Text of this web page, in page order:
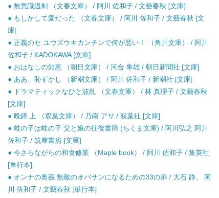
● 無意識過剰 （文春文庫） / 阿川 佐和子 / 文藝春秋 [文庫]
● もしかして愛だった （文春文庫） / 阿川 佐和子 / 文藝春秋 [文
庫]
● 正義のセ ユウズウキカンチンで何が悪い！ （角川文庫） / 阿川
佐和子 / KADOKAWA [文庫]
● おはなしの知恵 （朝日文庫） / 河合 隼雄 / 朝日新聞社 [文庫]
● ああ、恥ずかし （新潮文庫） / 阿川 佐和子 / 新潮社 [文庫]
● ドラマティックなひと波乱 （文春文庫） / 林 真理子 / 文藝春秋
[文庫]
● 晩鐘 上 （双葉文庫） / 乃南 アサ / 双葉社 [文庫]
● 蛙の子は蛙の子 父と娘の往復書簡 (ちくま文庫) / 阿川弘之 阿川
佐和子 / 筑摩書房 [文庫]
● 今さらながらの和食修業 （Maple book） / 阿川 佐和子 / 集英社
[単行本]
● オンナの奥義 無敵のオバサンになるための33の扉 / 大石 静、 阿
川 佐和子 / 文藝春秋 [単行本]